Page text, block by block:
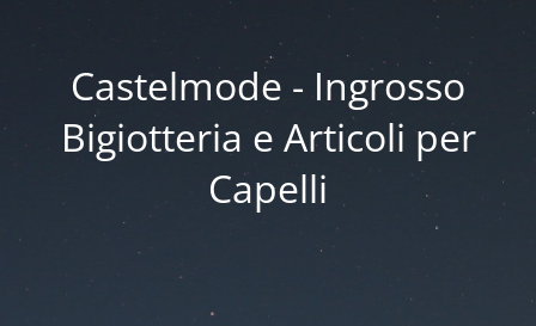
Castelmode - Ingrosso
Bigiotteria e Articoli per
Capelli